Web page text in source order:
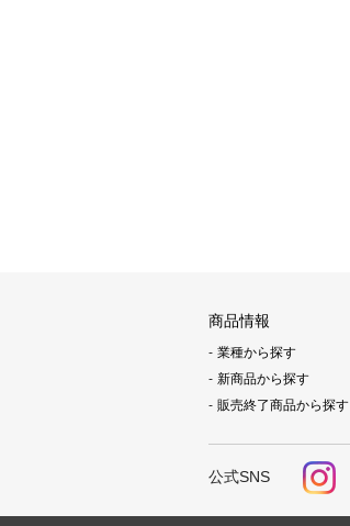
商品情報
業種から探す
新商品から探す
販売終了商品から探す
公式SNS